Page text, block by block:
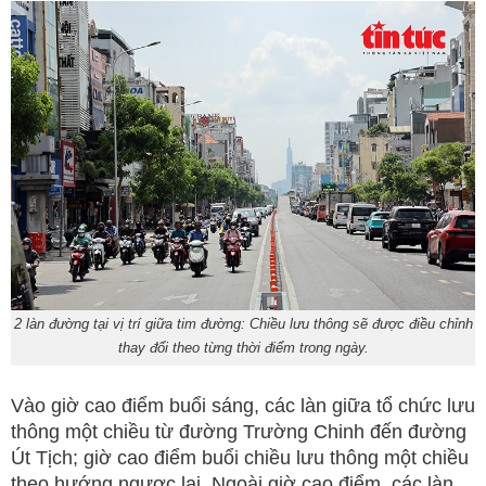
2 làn đường tại vị trí giữa tim đường: Chiều lưu thông sẽ được điều chỉnh
thay đổi theo từng thời điểm trong ngày.
Vào giờ cao điểm buổi sáng, các làn giữa tổ chức lưu
thông một chiều từ đường Trường Chinh đến đường
Út Tịch; giờ cao điểm buổi chiều lưu thông một chiều